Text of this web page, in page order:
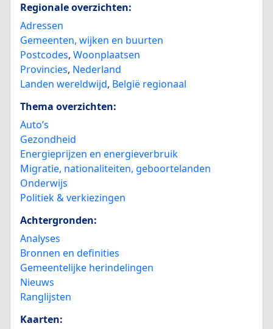
Regionale overzichten:
Adressen
Gemeenten, wijken en buurten
Postcodes, Woonplaatsen
Provincies, Nederland
Landen wereldwijd, België regionaal
Thema overzichten:
Auto’s
Gezondheid
Energieprijzen en energieverbruik
Migratie, nationaliteiten, geboortelanden
Onderwijs
Politiek & verkiezingen
Achtergronden:
Analyses
Bronnen en definities
Gemeentelijke herindelingen
Nieuws
Ranglijsten
Kaarten: